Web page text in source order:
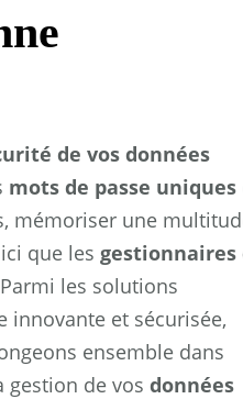
de vos données
mots de passe uniques
mémoriser une
que les gestionnaires
les solutions
innovante et sécurisée,
ensemble dans
de vos données